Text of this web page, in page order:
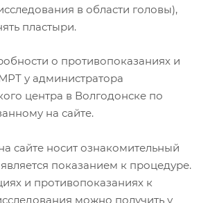
в области головы),
пластыри.
о противопоказаниях и
у администратора
центра в Волгодонске по
на сайте.
сайте носит ознакомительный
показанием к процедуре.
и противопоказаниях к
можно получить у